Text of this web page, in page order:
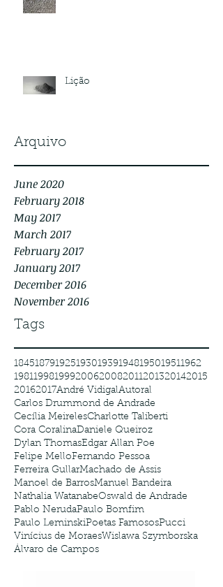
Arquivo
Tags
Lição
June 2020
February 2018
May 2017
March 2017
February 2017
January 2017
December 2016
November 2016
184518791925193019391948195019511962
198119981999200620082011201320142015
20162017André VidigalAutoral
Carlos Drummond de Andrade
Cecília MeirelesCharlotte Taliberti
Cora CoralinaDaniele Queiroz
Dylan ThomasEdgar Allan Poe
Felipe MelloFernando Pessoa
Ferreira GullarMachado de Assis
Manoel de BarrosManuel Bandeira
Nathalia WatanabeOswald de Andrade
Pablo NerudaPaulo Bomfim
Paulo LeminskiPoetas FamososPucci
Vinícius de MoraesWislawa Szymborska
Álvaro de Campos